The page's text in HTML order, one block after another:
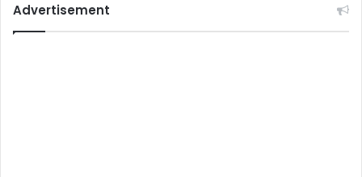
Advertisement